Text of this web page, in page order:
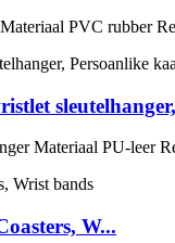
PVC rubber
Materiaal PU-leer
W...